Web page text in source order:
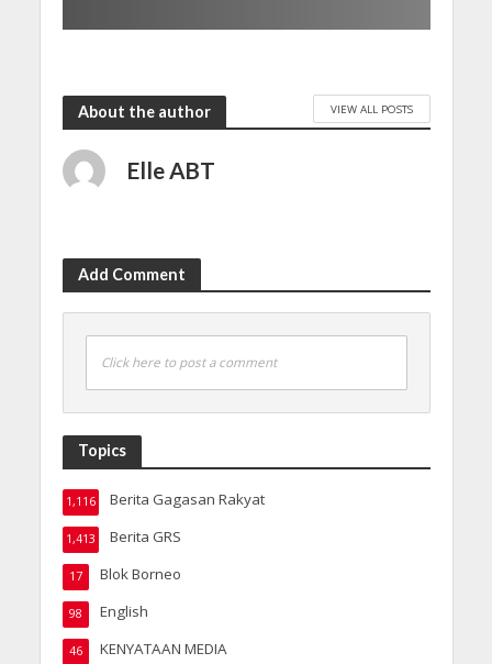
About the author VIEW ALL POSTS
Elle ABT
Add Comment
Click here to post a comment
Topics
Berita Gagasan Rakyat
1,116
Berita GRS
1,413
Blok Borneo
17
English
98
KENYATAAN MEDIA
46